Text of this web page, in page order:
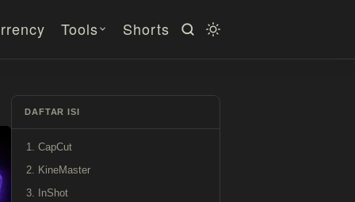
Tools Shorts
DAFTAR ISI
1. CapCut
2. KineMaster
3. InShot